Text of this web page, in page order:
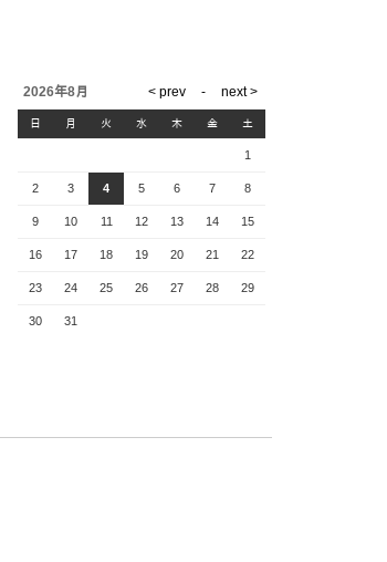
2026年8月
日 月 火 水 木 金 土
1
2 3 4 5 6 7 8
9 10 11 12 13 14 15
16 17 18 19 20 21 22
23 24 25 26 27 28 29
30 31